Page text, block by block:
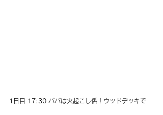
1日目 17:30 パパは火起こし係！ウッドデッキで